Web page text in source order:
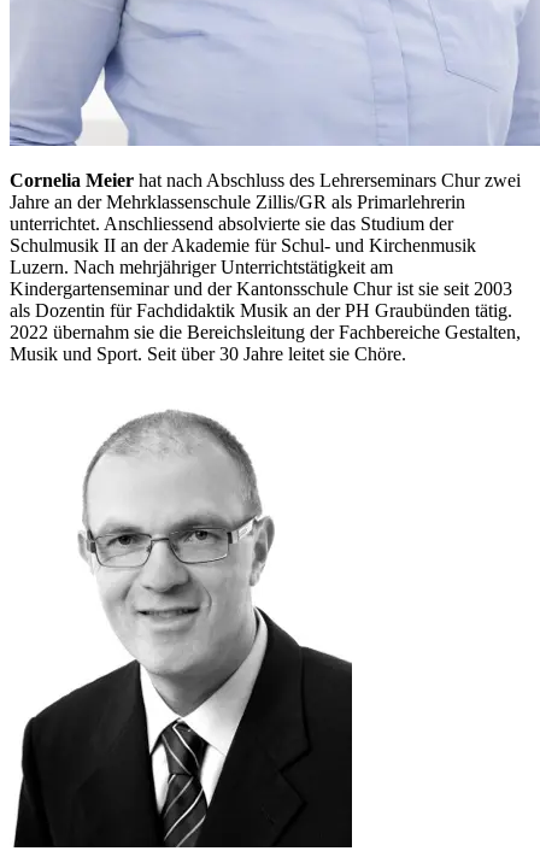
Cornelia Meier hat nach Abschluss des Lehrerseminars Chur zwei
Jahre an der Mehrklassenschule Zillis/GR als Primarlehrerin
unterrichtet. Anschliessend absolvierte sie das Studium der
Schulmusik II an der Akademie für Schul- und Kirchenmusik
Luzern. Nach mehrjähriger Unterrichtstätigkeit am
Kindergartenseminar und der Kantonsschule Chur ist sie seit 2003
als Dozentin für Fachdidaktik Musik an der PH Graubünden tätig.
2022 übernahm sie die Bereichsleitung der Fachbereiche Gestalten,
Musik und Sport. Seit über 30 Jahre leitet sie Chöre.